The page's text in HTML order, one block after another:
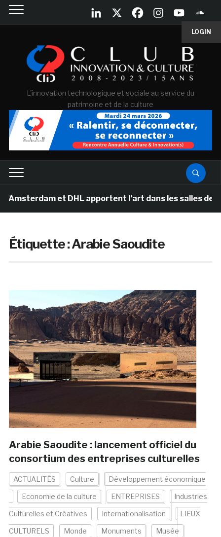
LOGIN
L'innovation technologique et sociale au service du
patrimoine et de la culture
et DHL apportent l’art dans les salles de classe
Étiquette :Arabie Saoudite
Arabie Saoudite : lancement officiel du
consortium des entreprises culturelles
ACTUALITÉS Culture Développement économique
Economie de la culture ENTREPRISES Industries
Culturelles et Créatives Internationalisation LIEUX
CULTURELS Monde Monuments Musée